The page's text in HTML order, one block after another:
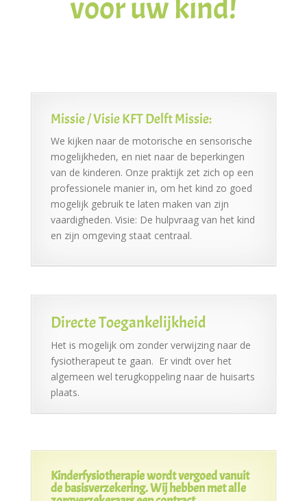
Missie / Visie KFT Delft Missie:
We kijken naar de motorische en sensorische
mogelijkheden, en niet naar de beperkingen
van de kinderen. Onze praktijk zet zich op een
professionele manier in, om het kind zo goed
mogelijk gebruik te laten maken van zijn
vaardigheden. Visie: De hulpvraag van het kind
en zijn omgeving staat centraal.
Directe Toegankelijkheid
Het is mogelijk om zonder verwijzing naar de
fysiotherapeut te gaan. Er vindt over het
algemeen wel terugkoppeling naar de huisarts
plaats.
Kinderfysiotherapie wordt vergoed vanuit
de basisverzekering. Wij hebben met alle